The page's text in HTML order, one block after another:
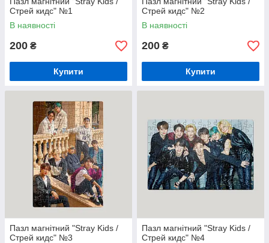
Стрей кидс" №1
В наявності
200 ₴
Купити
Стрей кидс" №2
В наявності
200 ₴
Купити
Пазл магнітний "Stray Kids /
Стрей кидс" №3
Пазл магнітний "Stray Kids /
Стрей кидс" №4